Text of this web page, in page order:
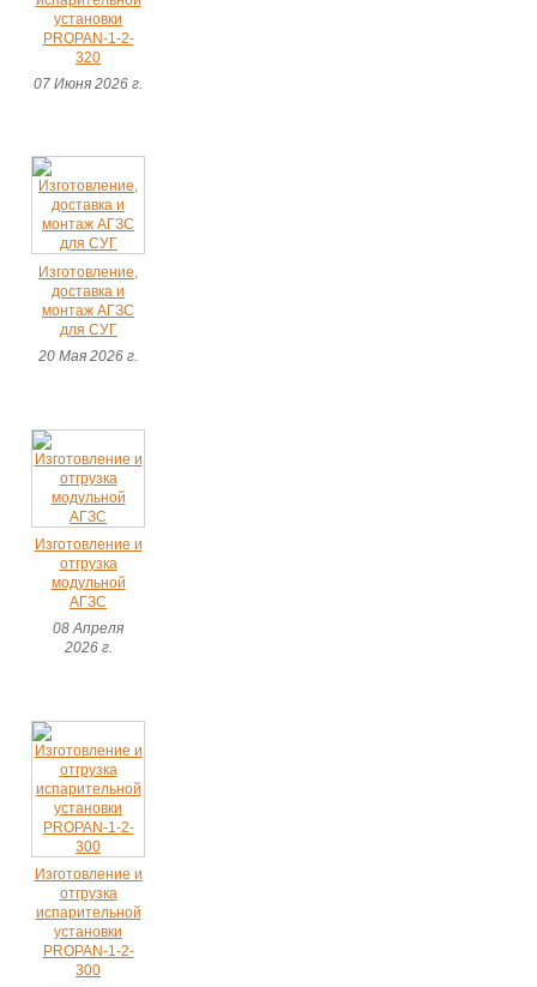
установки
PROPAN-1-2-
320
07 Июня 2026 г.
Изготовление,
доставка и
монтаж АГЗС
для СУГ
20 Мая 2026 г.
Изготовление и
отгрузка
модульной
АГЗС
08 Апреля
2026 г.
Изготовление и
отгрузка
испарительной
установки
PROPAN-1-2-
300